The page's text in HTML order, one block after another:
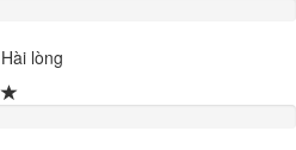
Hài lòng